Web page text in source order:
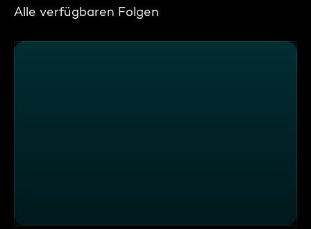
Alle verfügbaren Folgen